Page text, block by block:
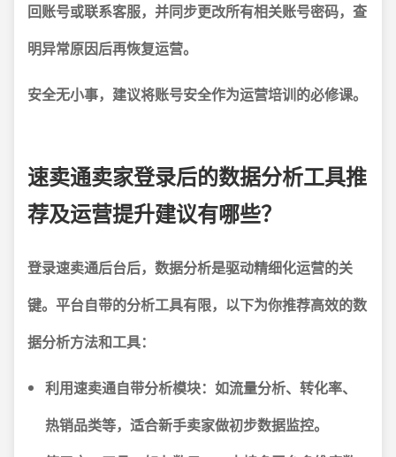
回账号或联系客服，并同步更改所有相关账号密码，查
明异常原因后再恢复运营。
安全无小事，建议将账号安全作为运营培训的必修课。
速卖通卖家登录后的数据分析工具推
荐及运营提升建议有哪些？
登录速卖通后台后，数据分析是驱动精细化运营的关
键。平台自带的分析工具有限，以下为你推荐高效的数
据分析方法和工具：
利用速卖通自带分析模块：如流量分析、转化率、
热销品类等，适合新手卖家做初步数据监控。